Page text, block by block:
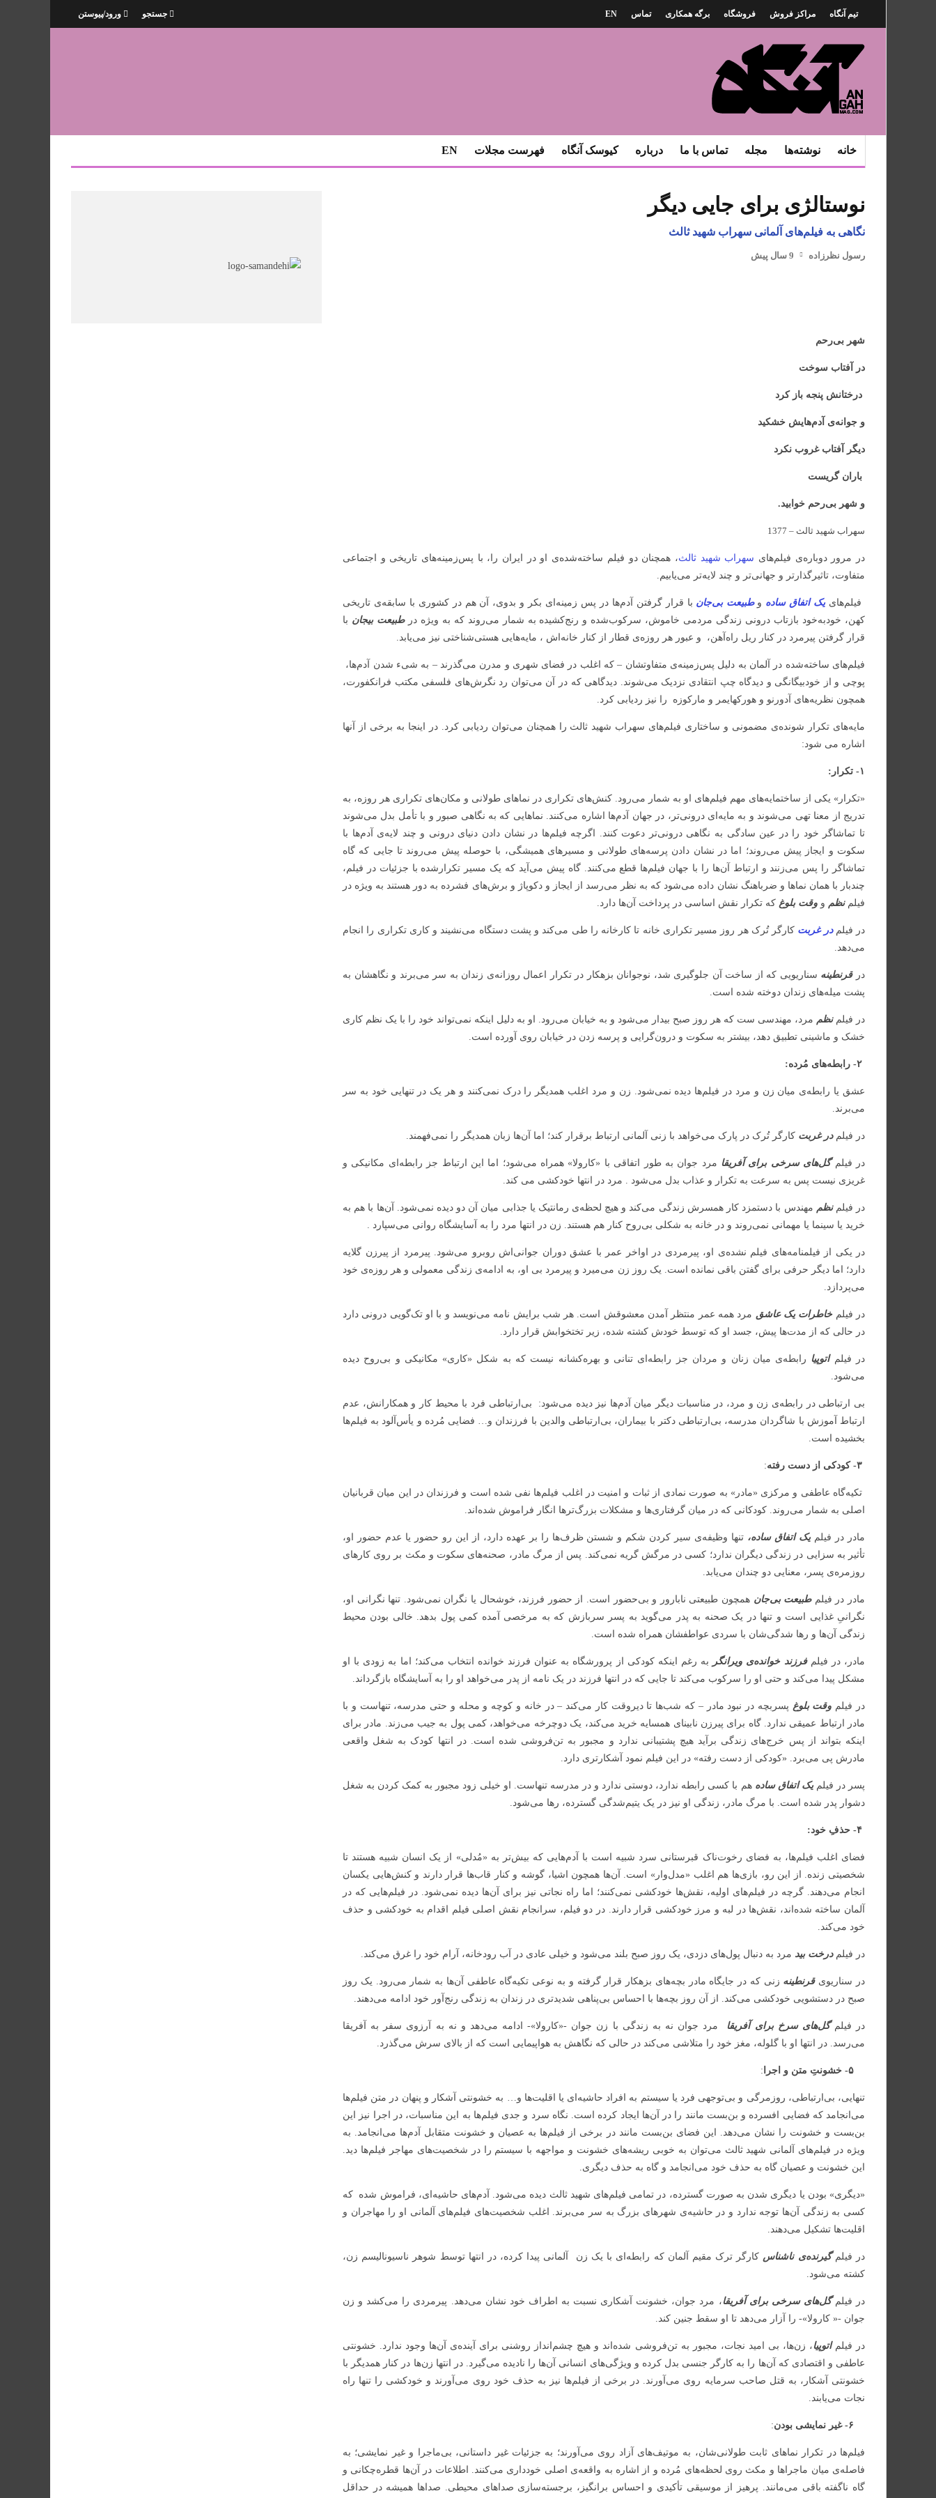
تیم آنگاه مراکز فروش فروشگاه برگه همکاری تماس EN جستجو ورود/پیوستن
خانه نوشته‌ها مجله تماس با ما درباره کیوسک آنگاه فهرست مجلات EN
نوستالژی برای جایی دیگر
نگاهی به فیلم‌های آلمانی سهراب شهید ثالث
رسول نظرزاده 9 سال پیش
شهر بی‌رحم
در آفتاب سوخت
درختانش پنجه باز کرد
و جوانه‌ی آدم‌هایش خشکید
دیگر آفتاب غروب نکرد
باران گریست
و شهر بی‌رحم خوابید.
سهراب شهید ثالث – 1377
در مرور دوباره‌ی فیلم‌های سهراب شهید ثالث، همچنان دو فیلم ساخته‌شده‌ی او در ایران را، با پس‌زمینه‌های تاریخی و اجتماعی
متفاوت، تاثیرگذارتر و جهانی‌تر و چند لایه‌تر می‌یابیم.
فیلم‌هاییک اتفاق ساده وطبیعت بی‌جان با قرار گرفتن آدم‌ها در پس زمینه‌ای بکر و بدوی، آن هم در کشوری با سابقه‌ی تاریخی
کهن، خودبه‌خود بازتاب درونی زندگی مردمی خاموش، سرکوب‌شده و رنج‌کشیده به شمار می‌روند که به ویژه درطبیعت بیجان با
قرار گرفتن پیرمرد در کنار ریل راه‌آهن، و عبور هر روزه‌ی قطار از کنار خانه‌اش ، مایه‌هایی هستی‌شناختی نیز می‌یابد.
فیلم‌های ساخته‌شده در آلمان به دلیل پس‌زمینه‌ی متفاوتشان – که اغلب در فضای شهری و مدرن می‌گذرند – به شیء شدن آدم‌ها،
پوچی و از خودبیگانگی و دیدگاه چپ انتقادی نزدیک می‌شوند. دیدگاهی که در آن می‌توان رد نگرش‌های فلسفی مکتب فرانکفورت،
همچون نظریه‌های آدورنو و هورکهایمر و مارکوزه را نیز ردیابی کرد.
مایه‌های تکرار شونده‌ی مضمونی و ساختاری فیلم‌های سهراب شهید ثالث را همچنان می‌توان ردیابی کرد. در اینجا به برخی از آنها
اشاره می شود:
۱- تکرار:
«تکرار» یکی از ساختمایه‌های مهم فیلم‌های او به شمار می‌رود. کنش‌های تکراری در نماهای طولانی و مکان‌های تکراری هر روزه، به‌
تدریج از معنا تهی می‌شوند و به مایه‌ای درونی‌تر، در جهان آدم‌ها اشاره می‌کنند. نماهایی که به نگاهی صبور و با تأمل بدل می‌شوند
تا تماشاگر خود را در عین سادگی به نگاهی درونی‌تر دعوت کنند. اگرچه فیلم‌ها در نشان دادن دنیای درونی و چند لایه‌ی آدم‌ها با
سکوت و ایجاز پیش می‌روند؛ اما در نشان دادن پرسه‌های طولانی و مسیرهای همیشگی، با حوصله پیش می‌روند تا جایی که گاه
تماشاگر را پس می‌زنند و ارتباط آن‌ها را با جهان فیلم‌ها قطع می‌کنند. گاه پیش می‌آید که یک مسیر تکرارشده با جزئیات در فیلم،
چندبار با همان نماها و ضرباهنگ نشان داده می‌شود که به نظر می‌رسد از ایجاز و دکوپاژ و برش‌های فشرده به دور هستند به ویژه در
فیلمنظم و وقت بلوغ که تکرار نقش اساسی در پرداخت آن‌ها دارد.
در فیلمدر غربت کارگر تُرک هر روز مسیر تکراری خانه تا کارخانه را طی می‌کند و پشت دستگاه می‌نشیند و کاری تکراری را انجام
می‌دهد.
درقرنطینه سناریویی که از ساخت آن جلوگیری شد، نوجوانان بزهکار در تکرار اعمال روزانه‌ی زندان به سر می‌برند و نگاهشان به
پشت میله‌های زندان دوخته شده است.
در فیلمنظم مرد، مهندسی ست که هر روز صبح بیدار می‌شود و به خیابان می‌رود. او به دلیل اینکه نمی‌تواند خود را با یک نظم کاری
خشک و ماشینی تطبیق دهد، بیشتر به سکوت و درون‌گرایی و پرسه زدن در خیابان روی آورده است.
عشق یا رابطه‌ی میان زن و مرد در فیلم‌ها دیده نمی‌شود. زن و مرد اغلب همدیگر را درک نمی‌کنند و هر یک در تنهایی خود به سر
می‌برند.
در فیلمدر غربت کارگر تُرک در پارک می‌خواهد با زنی آلمانی ارتباط برقرار کند؛ اما آن‌ها زبان همدیگر را نمی‌فهمند.
در فیلمگل‌های سرخی برای آفریقا مرد جوان به طور اتفاقی با «کارولا» همراه می‌شود؛ اما این ارتباط جز رابطه‌ای مکانیکی و
غریزی نیست پس به سرعت به تکرار و عذاب بدل می‌شود . مرد در انتها خودکشی می کند.
در فیلمنظم مهندس با دستمزد کار همسرش زندگی می‌کند و هیچ لحظه‌ی رمانتیک یا جذابی میان آن دو دیده نمی‌شود. آن‌ها با هم به
خرید یا سینما یا مهمانی نمی‌روند و در خانه به شکلی بی‌روح کنار هم هستند. زن در انتها مرد را به آسایشگاه روانی می‌سپارد .
در یکی از فیلمنامه‌های فیلم نشده‌ی او، پیرمردی در اواخر عمر با عشق دوران جوانی‌اش روبرو می‌شود. پیرمرد از پیرزن گلایه
دارد؛ اما دیگر حرفی برای گفتن باقی نمانده است. یک روز زن می‌میرد و پیرمرد بی او، به ادامه‌ی زندگی معمولی و هر روزه‌ی خود
می‌پردازد.
در فیلمخاطرات یک عاشق مرد همه عمر منتظر آمدن معشوقش است. هر شب برایش نامه می‌نویسد و با او تک‌گویی درونی دارد
در حالی که از مدت‌ها پیش، جسد او که توسط خودش کشته شده، زیر تختخوابش قرار دارد.
در فیلماتوپیا رابطه‌ی میان زنان و مردان جز رابطه‌ای تنانی و بهره‌کشانه نیست که به شکل «کاری» مکانیکی و بی‌روح دیده
می‌شود.
بی ارتباطی در رابطه‌ی زن و مرد، در مناسبات دیگر میان آدم‌ها نیز دیده می‌شود: بی‌ارتباطی فرد با محیط کار و همکارانش، عدم
ارتباط آموزش با شاگردان مدرسه، بی‌ارتباطی دکتر با بیماران، بی‌ارتباطی والدین با فرزندان و… فضایی مُرده و یأس‌آلود به فیلم‌ها
بخشیده است.
:
تکیه‌گاه عاطفی و مرکزی «مادر» به صورت نمادی از ثبات و امنیت در اغلب فیلم‌ها نفی شده است و فرزندان در این میان قربانیان
اصلی به شمار می‌روند. کودکانی که در میان گرفتاری‌ها و مشکلات بزرگ‌ترها انگار فراموش شده‌اند.
مادر در فیلمیک اتفاق ساده، تنها وظیفه‌ی سیر کردن شکم و شستن ظرف‌ها را بر عهده دارد، از این رو حضور یا عدم حضور او،
تأثیر به‌ سزایی در زندگی دیگران ندارد؛ کسی در مرگش گریه نمی‌کند. پس از مرگ مادر، صحنه‌های سکوت و مکث بر روی کارهای
روزمره‌ی پسر، معنایی دو چندان می‌یابد.
مادر در فیلمطبیعت بی‌جان همچون طبیعتی نابارور و بی‌حضور است. از حضور فرزند، خوشحال یا نگران نمی‌شود. تنها نگرانی او،
نگرانیِ غذایی است و تنها در یک صحنه به پدر می‌گوید به پسر سربازش که به مرخصی آمده کمی پول بدهد. خالی بودن محیط
زندگی آن‌ها و رها شدگی‌شان با سردی عواطفشان همراه شده است.
مادر، در فیلمفرزند خوانده‌ی ویرانگر
به رغم اینکه کودکی از پرورشگاه به عنوان فرزند خوانده انتخاب می‌کند؛ اما به زودی با او
مشکل پیدا می‌کند و حتی او را سرکوب می‌کند تا جایی که در انتها فرزند در یک نامه از پدر می‌خواهد او را به آسایشگاه بازگرداند.
در فیلم وقت بلوغ پسربچه در نبود مادر – که شب‌ها تا دیروقت کار می‌کند – در خانه و کوچه و محله و حتی مدرسه، تنهاست و با
مادر ارتباط عمیقی ندارد. گاه برای پیرزن نابینای همسایه خرید می‌کند، یک دوچرخه می‌خواهد، کمی پول به جیب می‌زند. مادر برای
اینکه بتواند از پس خرج‌های زندگی برآید هیچ پشتیبانی ندارد و مجبور به تن‌فروشی شده است. در انتها کودک به شغل واقعی
مادرش پی می‌برد. «کودکی از دست رفته» در این فیلم نمود آشکارتری دارد.
پسر در فیلمیک اتفاق ساده هم با کسی رابطه ندارد، دوستی ندارد و در مدرسه تنهاست. او خیلی زود مجبور به کمک کردن به شغل
دشوار پدر شده است. با مرگ مادر، زندگی او نیز در یک یتیم‌شدگی گسترده، رها می‌شود.
فضای اغلب فیلم‌ها، به فضای رخوت‌ناک قبرستانی سرد شبیه است با آدم‌هایی که بیش‌تر به «مُدلی» از یک انسان شبیه هستند تا
شخصیتی زنده. از این رو، بازی‌ها هم اغلب «مدل‌وار» است. آن‌ها همچون اشیا، گوشه و کنار قاب‌ها قرار دارند و کنش‌هایی یکسان
انجام می‌دهند. گرچه در فیلم‌های اولیه، نقش‌ها خودکشی نمی‌کنند؛ اما راه نجاتی نیز برای آن‌ها دیده نمی‌شود. در فیلم‌هایی که در
آلمان ساخته شده‌اند، نقش‌ها در لبه و مرز خودکشی قرار دارند. در دو فیلم، سرانجام نقش اصلی فیلم اقدام به خودکشی و حذف
خود می‌کند.
در فیلمدرخت بید مرد به دنبال پول‌های دزدی، یک روز صبح بلند می‌شود و خیلی عادی در آب رودخانه، آرام خود را غرق می‌کند.
در سناریویقرنطینه زنی که در جایگاه مادر بچه‌های بزهکار قرار گرفته و به نوعی تکیه‌گاه عاطفی آن‌ها به شمار می‌رود. یک روز
صبح در دستشویی خودکشی می‌کند. از آن روز بچه‌ها با احساس بی‌پناهی شدیدتری در زندان به زندگی رنج‌آور خود ادامه می‌دهند.
در فیلمگل‌های سرخ برای آفریقا
مرد جوان نه به زندگی با زن جوان -«کارولا»- ادامه می‌دهد و نه به آرزوی سفر به آفریقا
می‌رسد. در انتها او با گلوله، مغز خود را متلاشی می‌کند در حالی که نگاهش به هواپیمایی است که از بالای سرش می‌گذرد.
:
تنهایی، بی‌ارتباطی، روزمرگی و بی‌توجهی فرد یا سیستم به افراد حاشیه‌ای یا اقلیت‌ها و… به خشونتی آشکار و پنهان در متن فیلم‌ها
می‌انجامد که فضایی افسرده و بن‌بست مانند را در آن‌ها ایجاد کرده است. نگاه سرد و جدی فیلم‌ها به این مناسبات، در اجرا نیز این
بن‌بست و خشونت را نشان می‌دهد. این فضای بن‌بست مانند در برخی از فیلم‌ها به عصیان و خشونت متقابل آدم‌ها می‌انجامد. به
ویژه در فیلم‌های آلمانی شهید ثالث می‌توان به خوبی ریشه‌های خشونت و مواجهه با سیستم را در شخصیت‌های مهاجر فیلم‌ها دید.
این خشونت و عصیان گاه به حذف خود می‌انجامد و گاه به حذف دیگری.
«دیگری» بودن یا دیگری شدن به صورت گسترده، در تمامی فیلم‌های شهید ثالث دیده می‌شود. آدم‌های حاشیه‌ای، فراموش شده که
کسی به زندگی آن‌ها توجه ندارد و در حاشیه‌ی شهرهای بزرگ به سر می‌برند. اغلب شخصیت‌های فیلم‌های آلمانی او را مهاجران و
اقلیت‌ها تشکیل می‌دهند.
در فیلمگیرنده‌ی ناشناس کارگر ترک مقیم آلمان که رابطه‌ای با یک زن آلمانی پیدا کرده، در انتها توسط شوهر ناسیونالیسم زن،
کشته می‌شود.
در فیلمگل‌های سرخی برای آفریقا ، مرد جوان، خشونت آشکاری نسبت به اطراف خود نشان می‌دهد. پیرمردی را می‌کشد و زن
جوان -« کارولا»- را آزار می‌دهد تا او سقط جنین کند.
در فیلماتوپیا ، زن‌ها، بی‌ امید نجات، مجبور به تن‌فروشی شده‌اند و هیچ چشم‌انداز روشنی برای آینده‌ی آن‌ها وجود ندارد. خشونتی
عاطفی و اقتصادی که آن‌ها را به کارگر جنسی بدل کرده و ویژگی‌های انسانی آن‌ها را نادیده می‌گیرد. در انتها زن‌ها در کنار همدیگر با
خشونتی آشکار، به قتل صاحب سرمایه روی می‌آورند. در برخی از فیلم‌ها نیز به حذف خود روی می‌آورند و خودکشی را تنها راه
نجات می‌یابند.
:
فیلم‌ها در تکرار نماهای ثابت طولانی‌شان، به موتیف‌های آزاد روی می‌آورند؛ به جزئیات غیر داستانی، بی‌ماجرا و غیر نمایشی؛ به
فاصله‌ی میان ماجراها و مکث روی لحظه‌های مُرده و از اشاره به واقعه‌ی اصلی خودداری می‌کنند. اطلاعات در آن‌ها قطره‌چکانی و
گاه ناگفته باقی می‌مانند. پرهیز از موسیقی تأکیدی و احساس برانگیز، برجسته‌سازی صداهای محیطی. صداها همیشه در حداقل